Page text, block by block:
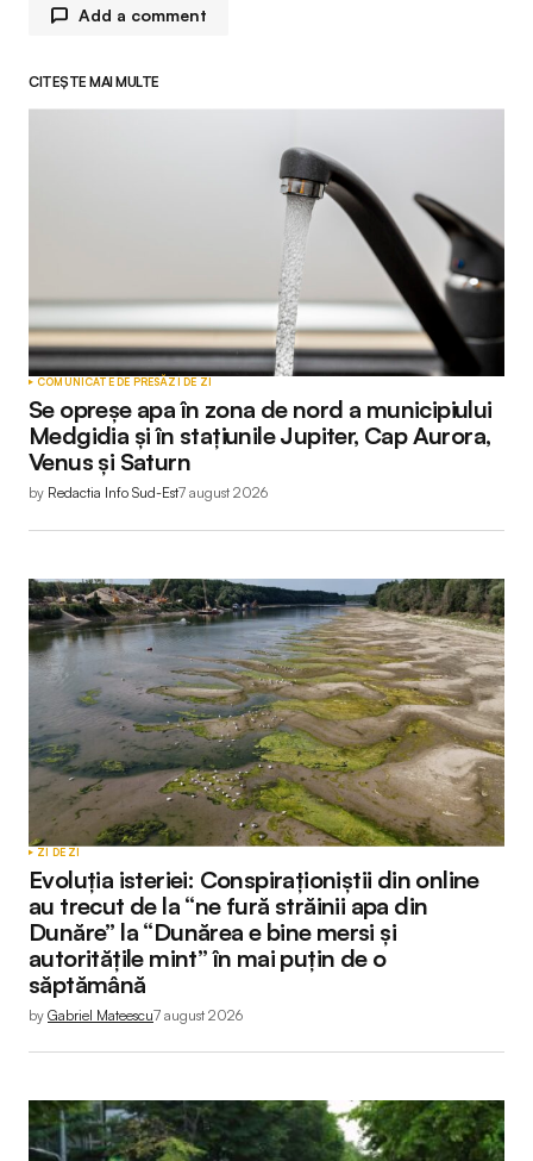
Add a comment
Your Name*
Your E-mail*
CITEȘTE MAI MULTE
COMUNICATE DE PRESĂZI DE ZI
Se opreșe apa în zona de nord a municipiului
Medgidia și în stațiunile Jupiter, Cap Aurora,
Venus și Saturn
by Redactia Info Sud-Est7 august 2026
ZI DE ZI
Evoluția isteriei: Conspiraționiștii din online
au trecut de la “ne fură străinii apa din
Dunăre” la “Dunărea e bine mersi și
autoritățile mint” în mai puțin de o
săptămână
by Gabriel Mateescu7 august 2026